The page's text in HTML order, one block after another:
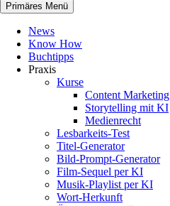
netknowhow
Primäres Menü
News
Know How
Buchtipps
Praxis
Kurse
Content Marketing
Storytelling mit KI
Medienrecht
Lesbarkeits-Test
Titel-Generator
Bild-Prompt-Generator
Film-Sequel per KI
Musik-Playlist per KI
Wort-Herkunft